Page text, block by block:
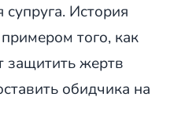
супруга. История
того, как
защитить жертв
обидчика на